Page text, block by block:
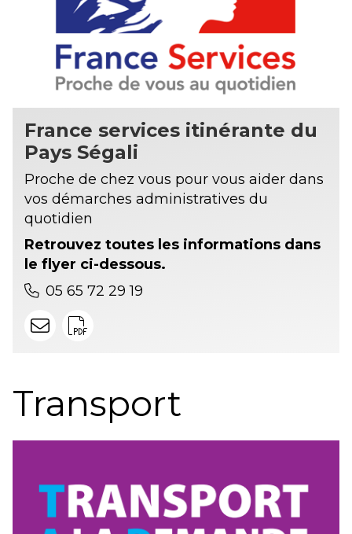
France services itinérante du
Pays Ségali
Proche de chez vous pour vous aider dans
vos démarches administratives du
quotidien
Retrouvez toutes les informations dans
le flyer ci-dessous.
05 65 72 29 19
Transport